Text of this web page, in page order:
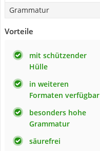
Grammatur
Vorteile
mit schützender
Hülle
in weiteren
Formaten verfügbar
besonders hohe
Grammatur
säurefrei